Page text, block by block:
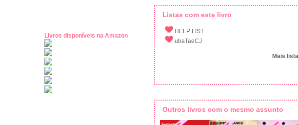
Livros disponíveis na Amazon
Listas com este livro
HELP LIST
ubaTaeCJ
Mais
Outros livros com o mesmo assunto